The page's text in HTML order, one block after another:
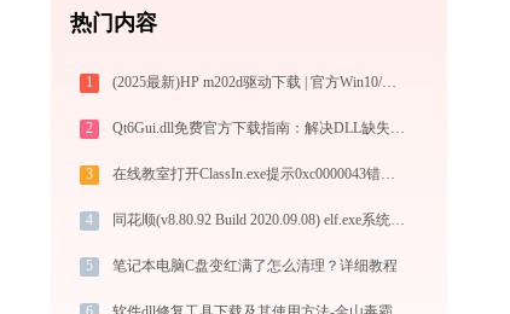
热门内容
1 (2025最新)HP m202d驱动下载 | 官方Win10/Win11支持
2 Qt6Gui.dll免费官方下载指南：解决DLL缺失问题的完整方案
3 在线教室打开ClassIn.exe提示0xc0000043错误码怎么办
4 同花顺(v8.80.92 Build 2020.09.08) elf.exe系统错误pcid.dll丢失如何解决
5 笔记本电脑C盘变红满了怎么清理？详细教程